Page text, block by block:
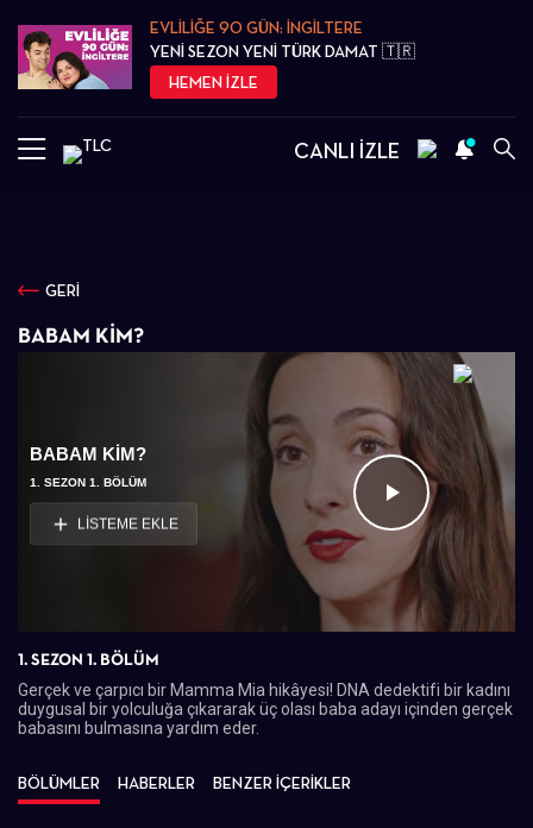
EVLİLİĞE 90 GÜN: İNGİLTERE
YENİ SEZON YENİ TÜRK DAMAT 🇹🇷
HEMEN İZLE
CANLI İZLE
GERİ
BABAM KIM?
Videoyu
Oynat
BABAM KIM?
1. SEZON 1. BÖLÜM
LİSTEME EKLE
1. SEZON 1. BÖLÜM
Gerçek ve çarpıcı bir Mamma Mia hikâyesi! DNA dedektifi bir kadını
duygusal bir yolculuğa çıkararak üç olası baba adayı içinden gerçek
babasını bulmasına yardım eder.
BÖLÜMLER HABERLER BENZER İÇERİKLER